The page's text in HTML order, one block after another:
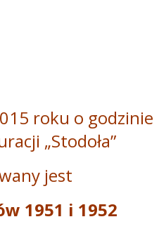
roku o godzinie
„Stodoła”
jest
1951 i 1952